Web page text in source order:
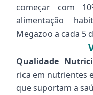
começar com
alimentação
Megazoo a cada 5
Qualidade
rica em nutrientes
que suportam a